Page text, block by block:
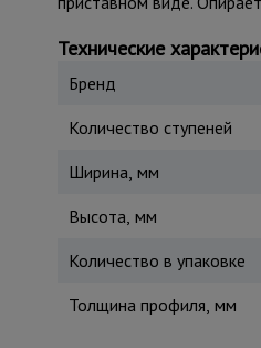
Технические
Бренд
Количество ступеней
Ширина, мм
Высота, мм
Количество в упаковке
Толщина профиля, мм